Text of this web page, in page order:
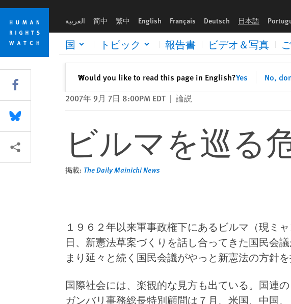
Skip
cookie
privacy
notice
Skip
main
content
العربية 简中 繁中 English Français Deutsch 日本語
国 トピック 報告書 ビデオ＆写真
Would you like to read this page in English?Yes No,
✕閉じる
2007年 9月 7日 8:00PM EDT | 論説
ビルマを巡る
掲載: The Daily Mainichi News
１９６２年以来軍事政権下にあるビルマ（現ミ
日、新憲法草案づくりを話し合ってきた国民会
まり延々と続く国民会議がやっと新憲法の方針を
国際社会には、楽観的な見方も出ている。国連
ガンバリ事務総長特別顧問は７月、米国、中国
Share this via Facebook
Share this via Bluesky
More sharing options